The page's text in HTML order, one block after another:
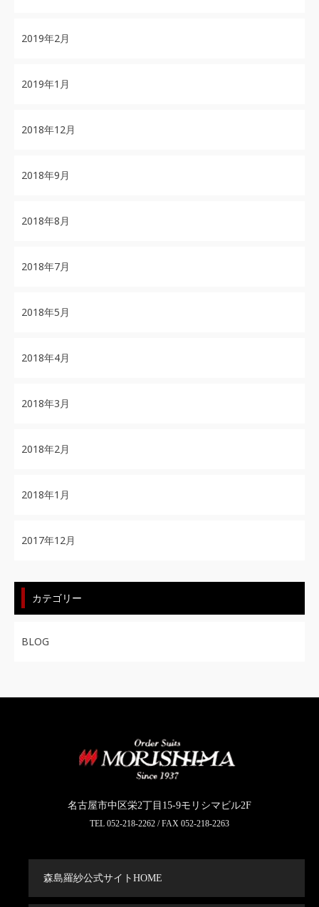
2019年2月
2019年1月
2018年12月
2018年9月
2018年8月
2018年7月
2018年5月
2018年4月
2018年3月
2018年2月
2018年1月
2017年12月
カテゴリー
BLOG
名古屋市中区栄2丁目15-9モリシマビル2F
TEL 052-218-2262 / FAX 052-218-2263
森島羅紗公式サイトHOME